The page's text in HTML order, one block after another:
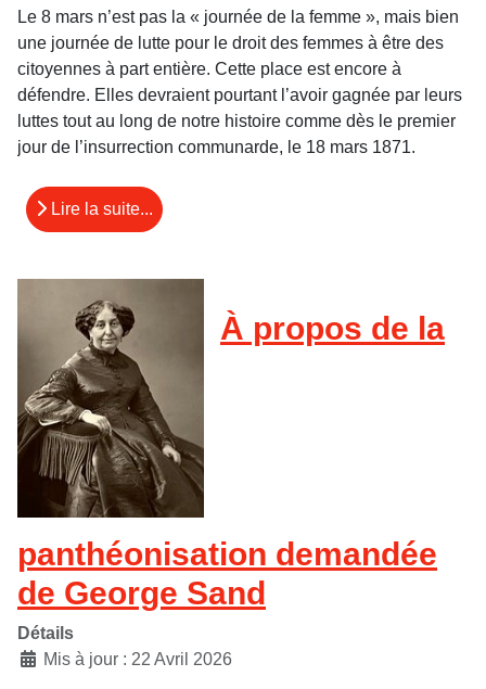
Le 8 mars n’est pas la « journée de la femme », mais bien
une journée de lutte pour le droit des femmes à être des
citoyennes à part entière. Cette place est encore à
défendre. Elles devraient pourtant l’avoir gagnée par leurs
luttes tout au long de notre histoire comme dès le premier
jour de l’insurrection communarde, le 18 mars 1871.
Lire la suite...
À propos de la
panthéonisation demandée
de George Sand
Détails
Mis à jour : 22 Avril 2026